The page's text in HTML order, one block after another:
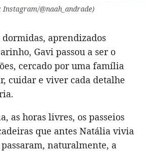
Instagram/@naah_andrade)
aprendizados
Gavi passou a ser o
cercado por uma família
cuidar e viver cada detalhe
as horas livres, os passeios
que antes Natália vivia
naturalmente, a